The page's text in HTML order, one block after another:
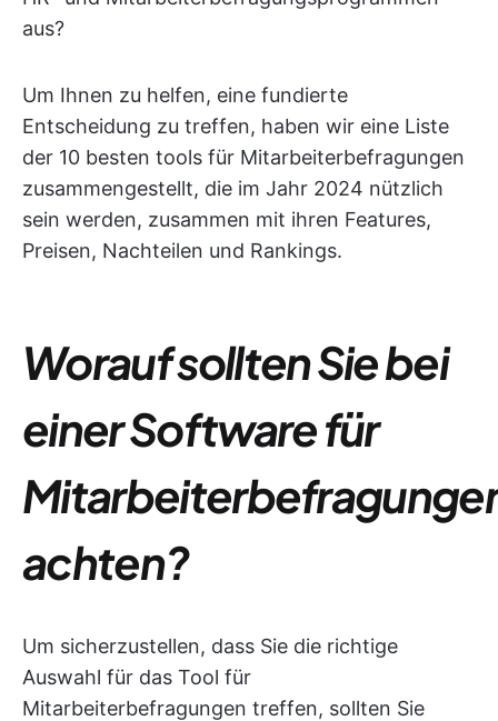
aus?
Um Ihnen zu helfen, eine fundierte
Entscheidung zu treffen, haben wir eine Liste
der 10 besten tools für Mitarbeiterbefragungen
zusammengestellt, die im Jahr 2024 nützlich
sein werden, zusammen mit ihren Features,
Preisen, Nachteilen und Rankings.
Worauf sollten Sie bei
einer Software für
achten?
Um sicherzustellen, dass Sie die richtige
Auswahl für das Tool für
Mitarbeiterbefragungen treffen, sollten Sie